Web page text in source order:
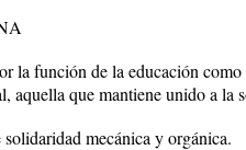
la función de la educación
aquella que mantiene unido a la
mecánica y orgánica.